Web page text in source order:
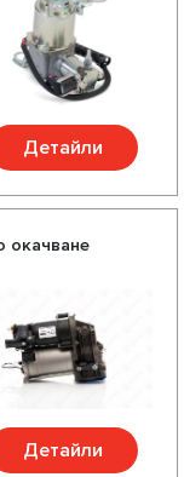
Детайли
окачване
Детайли